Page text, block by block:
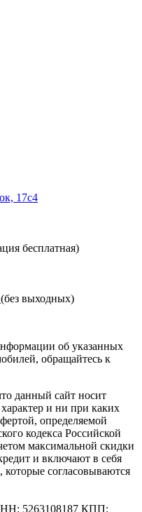
17с4
бесплатная)
(без выходных)
об указанных
обращайтесь к
данный сайт носит
и ни при каких
определяемой
кодекса Российской
максимальной скидки
и включают в себя
которые согласовываются
5263108187 КПП: